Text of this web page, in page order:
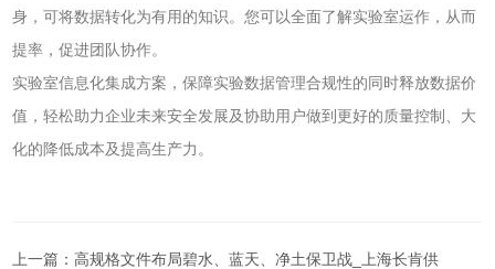
身，可将数据转化为有用的知识。您可以全面了解实验室运作，从而
提率，促进团队协作。
实验室信息化集成方案，保障实验数据管理合规性的同时释放数据价
值，轻松助力企业未来安全发展及协助用户做到更好的质量控制、大
化的降低成本及提高生产力。
上一篇：高规格文件布局碧水、蓝天、净土保卫战_上海长肯供